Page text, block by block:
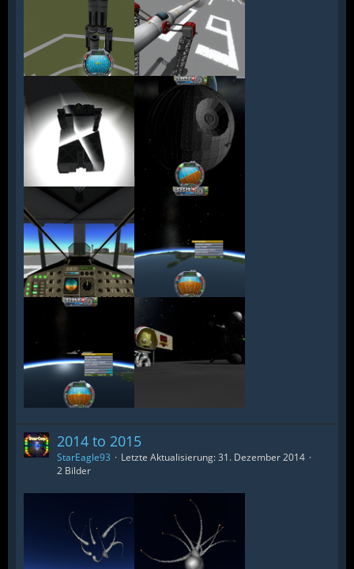
2014 to 2015
StarEagle93 Letzte Aktualisierung:31. Dezember 2014
2 Bilder